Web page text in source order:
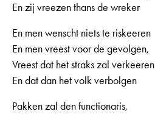
En zij vreezen thans de wreker
En men wenscht niets te riskeeren
En men vreest voor de gevolgen,
Vreest dat het straks zal verkeeren
En dat dan het volk verbolgen
Pakken zal den functionaris,